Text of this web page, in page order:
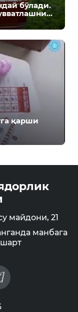
бўлади.
қарши
майдони, 21
манбага